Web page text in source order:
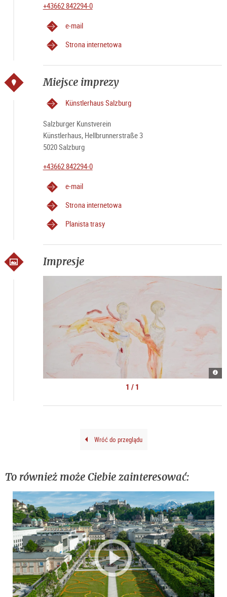
+43662 842294-0
e-mail
Strona internetowa
Miejsce imprezy
Künstlerhaus Salzburg
Salzburger Kunstverein
Künstlerhaus, Hellbrunnerstraße 3
5020 Salzburg
+43662 842294-0
e-mail
Strona internetowa
Planista trasy
Impresje
1 / 1
Wróć do przeglądu
To również może Ciebie zainteresować: